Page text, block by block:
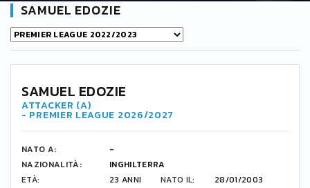
SAMUEL EDOZIE
SAMUEL EDOZIE
ATTACKER (A)
- PREMIER LEAGUE 2026/2027
NATO A:
-
NAZIONALITÀ:
INGHILTERRA
ETÀ:
23 ANNI NATO IL:
28/01/2003